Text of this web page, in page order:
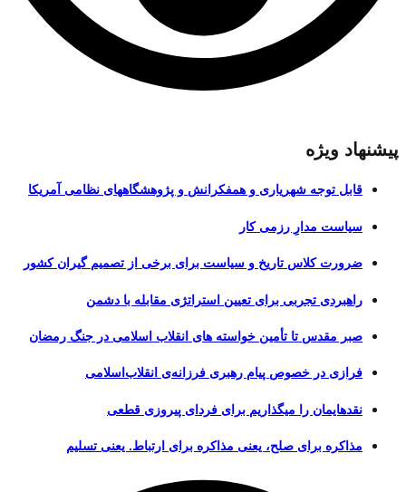
پیشنهاد ویژه
قابل توجه شهریاری و همفکرانش و پژوهشگاههای نظامی آمریکا
سیاست مدارِ رزمی کار
ضرورت کلاس تاریخ و سیاست برای برخی از تصمیم گیران کشور
راهبردی تجربی برای تعیین استراتژی مقابله با دشمن
صبر مقدس تا تأمین خواسته های انقلاب اسلامی در جنگ رمضان
فرازی در خصوص پیام رهبری فرزانه‌ی انقلاب‌اسلامی
نقدهایمان را میگذاریم برای فردای پیروزی قطعی
مذاکره برای صلح، یعنی مذاکره برای ارتباط. یعنی تسلیم